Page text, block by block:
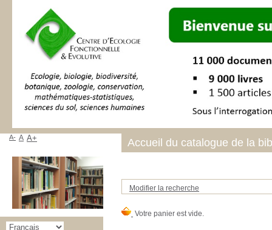
Modifier la recherche
Accueil du catalogue de la
A- A A+